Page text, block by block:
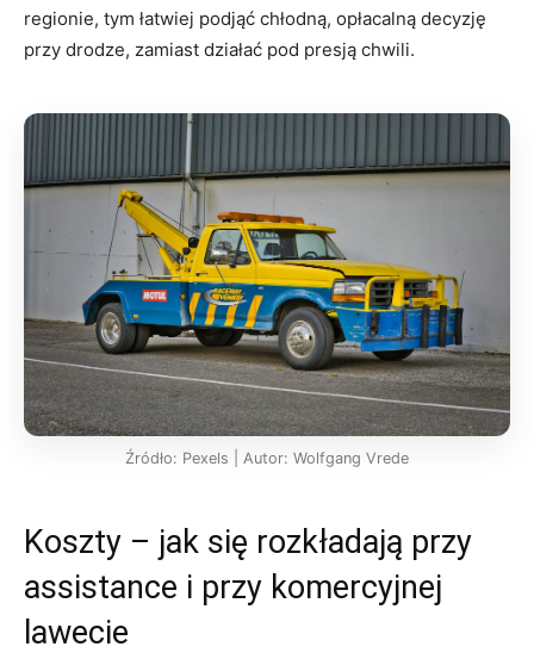
regionie, tym łatwiej podjąć chłodną, opłacalną decyzję
przy drodze, zamiast działać pod presją chwili.
Źródło: Pexels | Autor: Wolfgang Vrede
Koszty – jak się rozkładają przy
assistance i przy komercyjnej
lawecie